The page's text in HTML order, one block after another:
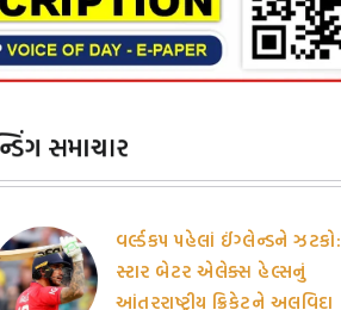
સમાચાર
વર્લ્ડકપ પહેલાં ઈંગ્લેન્ડને ઝટકો:
સ્ટાર બેટર એલેક્સ હેલ્સનું
આંતરરાષ્ટ્રીય ક્રિકેટને અલવિદા